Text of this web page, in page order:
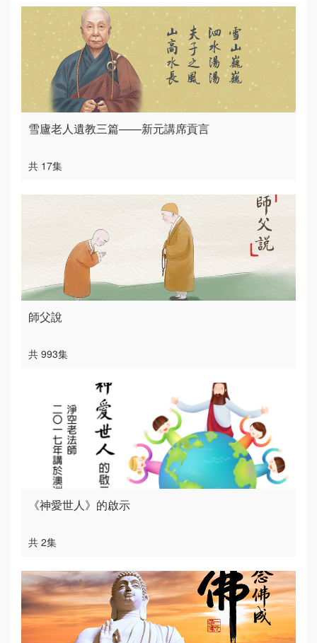
雪廬老人遺教三篇——新元講席貢言
共 17集
師父說
共 993集
《神愛世人》的啟示
共 2集